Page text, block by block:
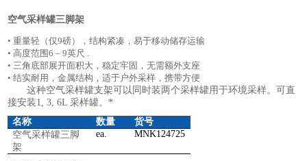
空气采样罐三脚架
• 重量轻（仅9磅），结构紧凑，易于移动储存运输
• 高度范围6 – 9英尺 .
• 三角底部展开面积大，稳定牢固，无需额外支座
• 结实耐用，金属结构，适于户外采样，携带方便
这种空气采样罐支架可以同时装两个采样罐用于环境采样。可直
接安装1, 3, 6L采样罐。 *
名称
数量
货号
空气采样罐三脚
架
ea. MNK124725